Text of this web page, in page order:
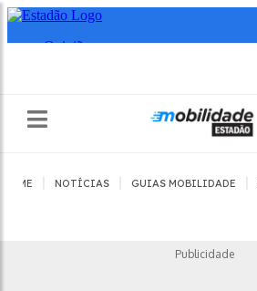
HOME NOTÍCIAS GUIAS MOBILIDADE
Publicidade